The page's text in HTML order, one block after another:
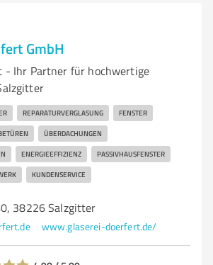
GmbH
- Ihr Partner für hochwertige
REPARATURVERGLASUNG FENSTER
ÜBERDACHUNGEN
ENERGIEEFFIZIENZ PASSIVHAUSFENSTER
KUNDENSERVICE
38226 Salzgitter
www.glaserei-doerfert.de/